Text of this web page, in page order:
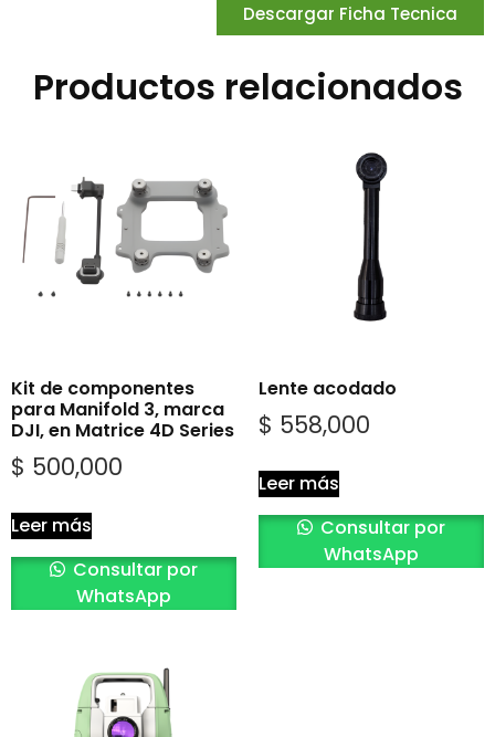
Descargar Ficha Tecnica
Productos relacionados
Kit de componentes
para Manifold 3, marca
DJI, en Matrice 4D Series
$ 500,000
Leer más
Consultar por
WhatsApp
Lente acodado
$ 558,000
Leer más
Consultar por
WhatsApp